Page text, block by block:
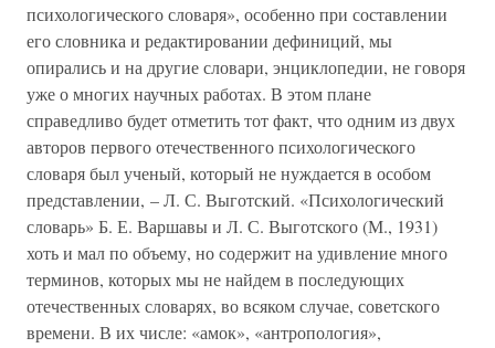
психологического словаря», особенно при составлении
его словника и редактировании дефиниций, мы
опирались и на другие словари, энциклопедии, не говоря
уже о многих научных работах. В этом плане
справедливо будет отметить тот факт, что одним из двух
авторов первого отечественного психологического
словаря был ученый, который не нуждается в особом
представлении, – Л. С. Выготский. «Психологический
словарь» Б. Е. Варшавы и Л. С. Выготского (М., 1931)
хоть и мал по объему, но содержит на удивление много
терминов, которых мы не найдем в последующих
отечественных словарях, во всяком случае, советского
времени. В их числе: «амок», «антропология»,